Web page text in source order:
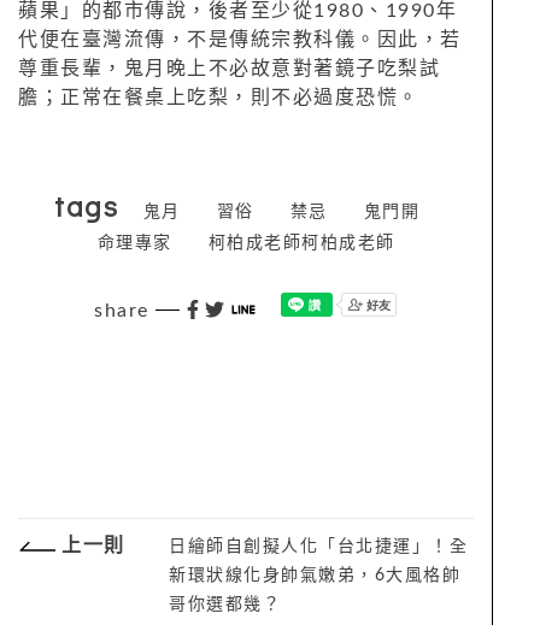
蘋果」的都市傳說，後者至少從1980、1990年
代便在臺灣流傳，不是傳統宗教科儀。因此，若
尊重長輩，鬼月晚上不必故意對著鏡子吃梨試
膽；正常在餐桌上吃梨，則不必過度恐慌。
tags 鬼月 習俗 禁忌
鬼門開
命理專家
柯柏成老師柯柏成老師
share
上一則
日繪師自創擬人化「台北捷運」！全
新環狀線化身帥氣嫩弟，6大風格帥
哥你選都幾？